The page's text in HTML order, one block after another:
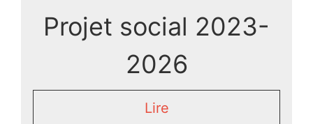
Projet social 2023-
2026
Lire